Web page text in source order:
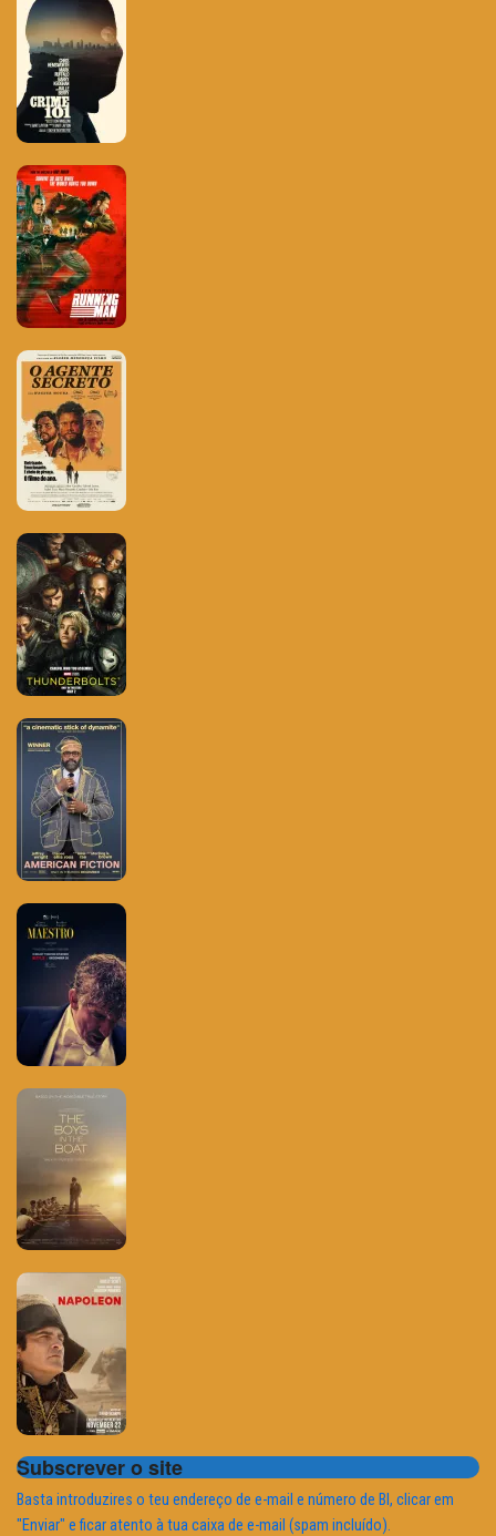
Subscrever o site
Basta introduzires o teu endereço de e-mail e número de BI, clicar em
"Enviar" e ficar atento à tua caixa de e-mail (spam incluído).